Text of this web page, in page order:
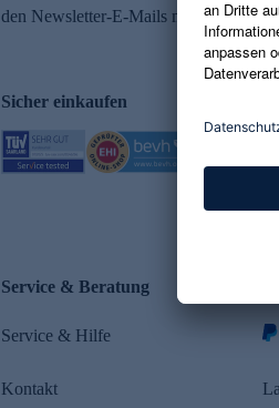
den Newsletter-E-Mails möglich.
Sicher einkaufen
Service & Beratung
Service & Hilfe
Kontakt